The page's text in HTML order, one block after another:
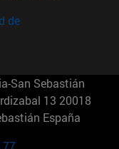
de
San Sebastián
13 20018
España
77